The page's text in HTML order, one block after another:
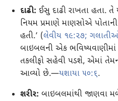
દાઢી: ઈસુ દાઢી રાખતા હતા.
નિયમ પ્રમાણે માણસોએ
હતી.’ (લેવીય ૧૯:૨૭;
બાઇબલની એક
તકલીફો સહેવી પડશે, એમાં
આવ્યો છે.—યશાયા ૫૦:૬.
શરીર: બાઇબલમાંથી જાણવા